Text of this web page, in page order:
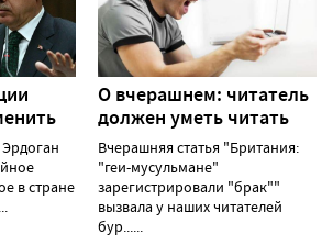
в стране
О вчерашнем: читатель
должен уметь читать
Вчерашняя статья "Британия:
"геи-мусульмане"
зарегистрировали "брак""
вызвала у наших читателей
бур......